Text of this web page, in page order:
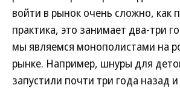
войти в рынок очень сложно, как
практика, это занимает два-три
мы являемся монополистами на
рынке. Например, шнуры для
запустили почти три года назад